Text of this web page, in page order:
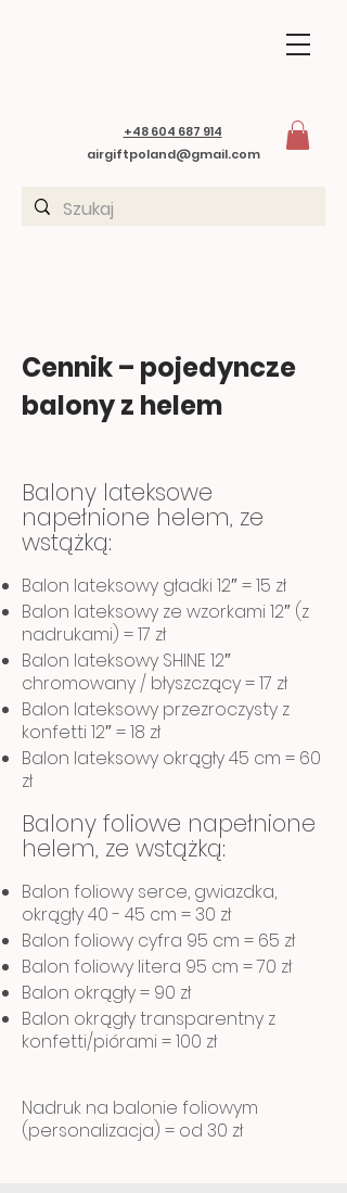
+48 604 687 914
airgiftpoland@gmail.com
Cennik – pojedyncze
balony z helem
Balony lateksowe
napełnione helem, ze
wstążką:
Balon lateksowy gładki 12″ = 15 zł
Balon lateksowy ze wzorkami 12″ (z
nadrukami) = 17 zł
Balon lateksowy SHINE 12″
chromowany / błyszczący = 17 zł
Balon lateksowy przezroczysty z
konfetti 12″ = 18 zł
Balon lateksowy okrągły 45 cm = 60
zł
Balony foliowe napełnione
helem, ze wstążką:
Balon foliowy serce, gwiazdka,
okrągły 40 - 45 cm = 30 zł
Balon foliowy cyfra 95 cm = 65 zł
Balon foliowy litera 95 cm = 70 zł
Balon okrągły= 90 zł
Balon okrągły transparentny z
konfetti/piórami = 100 zł
Nadruk na balonie foliowym
(personalizacja) = od 30 zł